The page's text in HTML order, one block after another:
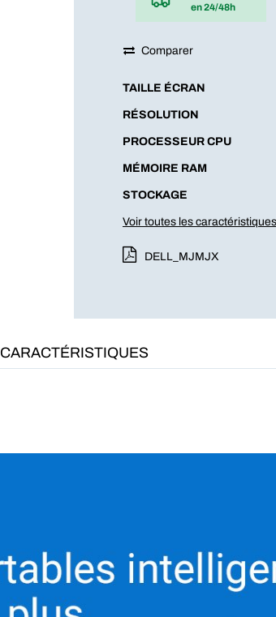
en 24/48h
Comparer
TAILLE ÉCRAN
RÉSOLUTION
PROCESSEUR CPU
MÉMOIRE RAM
STOCKAGE
Voir toutes les caractéristiques
DELL_MJMJX
CARACTÉRISTIQUES